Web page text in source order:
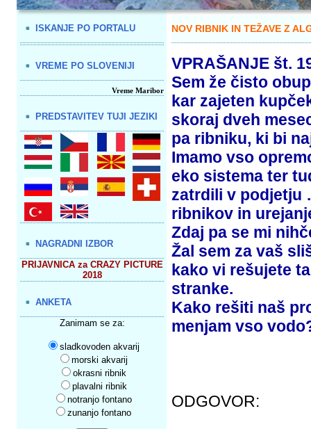
ISKANJE PO PORTALU
VREME PO SLOVENIJI
Vreme Maribor
PREDSTAVITEV TUJI JEZIKI
NAGRADNI IZBOR
PRIJAVNICA za CRAZY PICTURE
2018
ANKETA
Zanimam se za:
sladkovoden akvarij
morski akvarij
okrasni ribnik
plavalni ribnik
notranjo fontano
zunanjo fontano
NOV RIBNIK IN TEŽAVE Z
VPRAŠANJE št.
Sem že čisto
kar zajeten
skoraj dveh
pa ribniku, ki bi
Imamo vso
eko sistema ter
zatrdili v podjetju
ribnikov in
Zdaj pa se mi
Žal sem za vaš
kako vi rešujete
stranke.
Kako rešiti naš
menjam vso
ODGOVOR: